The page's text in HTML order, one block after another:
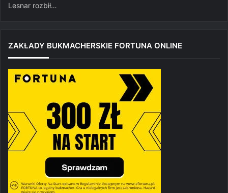
Lesnar rozbił…
ZAKŁADY BUKMACHERSKIE FORTUNA ONLINE